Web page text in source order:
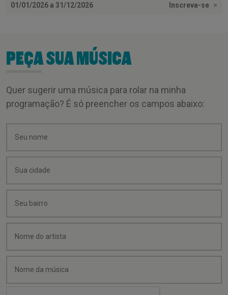
01/01/2026 a 31/12/2026 Inscreva-se >
PEÇA SUA MÚSICA
Quer sugerir uma música para rolar na minha
programação? É só preencher os campos abaixo: